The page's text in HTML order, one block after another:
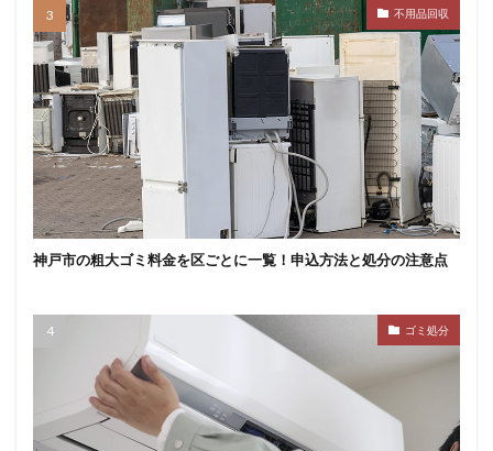
不用品回収
神戸市の粗大ゴミ料金を区ごとに一覧！申込方法と処分の注意点
ゴミ処分